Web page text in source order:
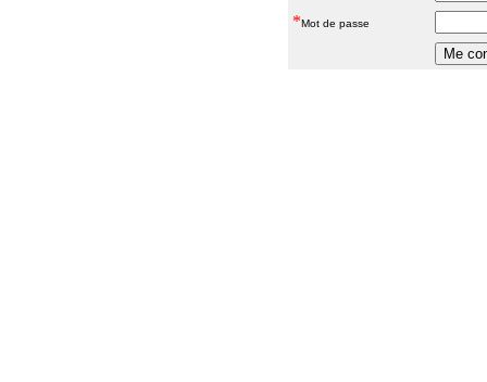
*Mot de passe